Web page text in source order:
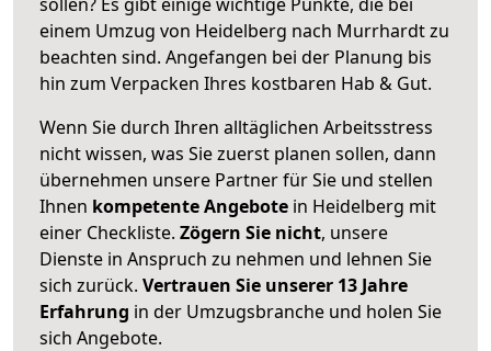
einem Umzug von Heidelberg nach Murrhardt zu
beachten sind. Angefangen bei der Planung bis
hin zum Verpacken Ihres kostbaren Hab & Gut.
Wenn Sie durch Ihren alltäglichen Arbeitsstress
nicht wissen, was Sie zuerst planen sollen, dann
übernehmen unsere Partner für Sie und stellen
Ihnen kompetente Angebote in Heidelberg mit
einer Checkliste. Zögern Sie nicht, unsere
Dienste in Anspruch zu nehmen und lehnen Sie
sich zurück. Vertrauen Sie unserer 13 Jahre
Erfahrung in der Umzugsbranche und holen Sie
sich Angebote.